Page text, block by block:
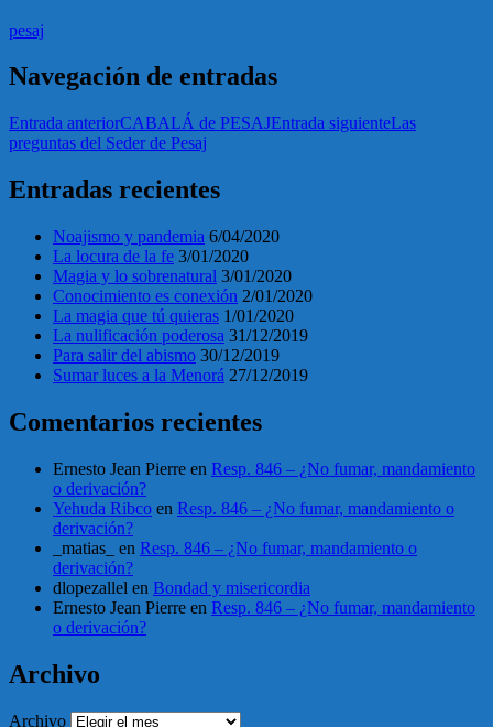
pesaj
Navegación de entradas
Entrada anteriorCABALÁ de PESAJEntrada siguienteLas
preguntas del Seder de Pesaj
Entradas recientes
Noajismo y pandemia 6/04/2020
La locura de la fe 3/01/2020
Magia y lo sobrenatural 3/01/2020
Conocimiento es conexión 2/01/2020
La magia que tú quieras 1/01/2020
La nulificación poderosa 31/12/2019
Para salir del abismo 30/12/2019
Sumar luces a la Menorá 27/12/2019
Comentarios recientes
Ernesto Jean Pierre en Resp. 846 – ¿No fumar, mandamiento
o derivación?
Yehuda Ribco en Resp. 846 – ¿No fumar, mandamiento o
derivación?
_matias_
en Resp. 846 – ¿No fumar, mandamiento o
derivación?
dlopezallel en Bondad y misericordia
Ernesto Jean Pierre en Resp. 846 – ¿No fumar, mandamiento
o derivación?
Archivo
Archivo